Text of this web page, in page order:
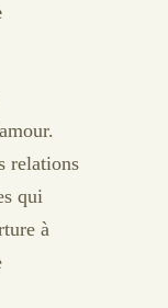
relations
qui
à